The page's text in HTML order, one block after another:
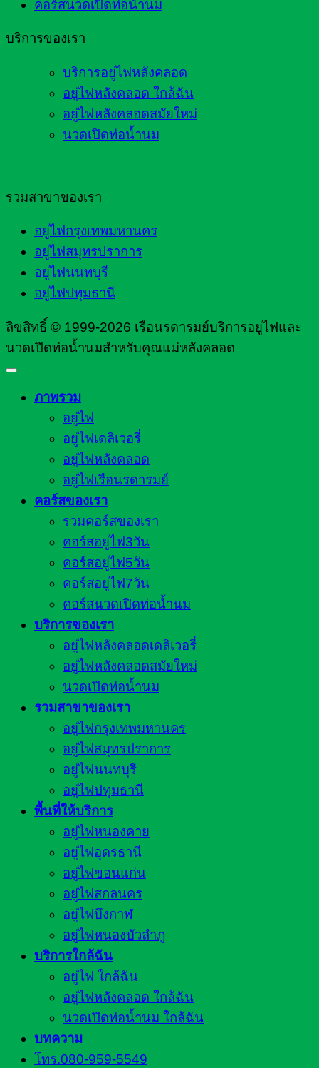
คอร์สนวดเปิดท่อน้ำนม
บริการของเรา
บริการอยู่ไฟหลังคลอด
อยู่ไฟหลังคลอด ใกล้ฉัน
อยู่ไฟหลังคลอดสมัยใหม่
นวดเปิดท่อน้ำนม
รวมสาขาของเรา
อยู่ไฟกรุงเทพมหานคร
อยู่ไฟสมุทรปราการ
อยู่ไฟนนทบุรี
อยู่ไฟปทุมธานี
ลิขสิทธิ์ © 1999-2026 เรือนรดารมย์บริการอยู่ไฟและ
นวดเปิดท่อน้ำนมสำหรับคุณแม่หลังคลอด
ภาพรวม
อยู่ไฟ
อยู่ไฟเดลิเวอรี่
อยู่ไฟหลังคลอด
อยู่ไฟเรือนรดารมย์
คอร์สของเรา
รวมคอร์สของเรา
คอร์สอยู่ไฟ3วัน
คอร์สอยู่ไฟ5วัน
คอร์สอยู่ไฟ7วัน
คอร์สนวดเปิดท่อน้ำนม
บริการของเรา
อยู่ไฟหลังคลอดเดลิเวอรี่
อยู่ไฟหลังคลอดสมัยใหม่
นวดเปิดท่อน้ำนม
รวมสาขาของเรา
อยู่ไฟกรุงเทพมหานคร
อยู่ไฟสมุทรปราการ
อยู่ไฟนนทบุรี
อยู่ไฟปทุมธานี
พื้นที่ให้บริการ
อยู่ไฟหนองคาย
อยู่ไฟอุดรธานี
อยู่ไฟขอนแก่น
อยู่ไฟสกลนคร
อยู่ไฟบึงกาฬ
อยู่ไฟหนองบัวลำภู
บริการใกล้ฉัน
อยู่ไฟ ใกล้ฉัน
อยู่ไฟหลังคลอด ใกล้ฉัน
นวดเปิดท่อน้ำนม ใกล้ฉัน
บทความ
โทร.080-959-5549